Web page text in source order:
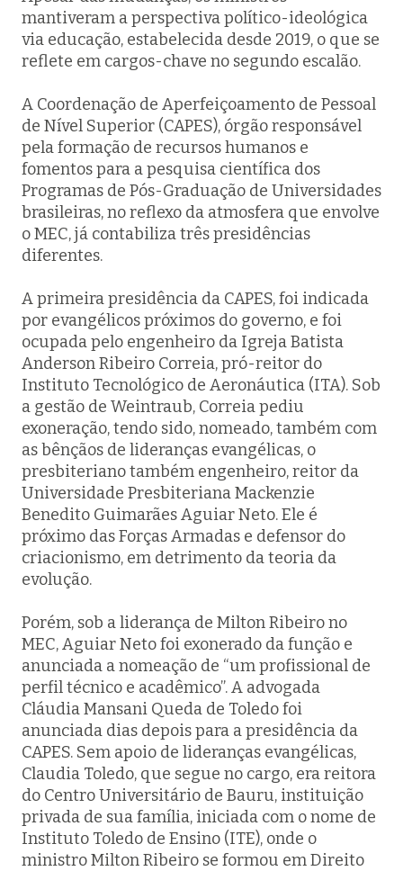
mantiveram a perspectiva político-ideológica
via educação, estabelecida desde 2019, o que se
reflete em cargos-chave no segundo escalão.
A Coordenação de Aperfeiçoamento de Pessoal
de Nível Superior (CAPES), órgão responsável
pela formação de recursos humanos e
fomentos para a pesquisa científica dos
Programas de Pós-Graduação de Universidades
brasileiras, no reflexo da atmosfera que envolve
o MEC, já contabiliza três presidências
diferentes.
A primeira presidência da CAPES, foi indicada
por evangélicos próximos do governo, e foi
ocupada pelo engenheiro da Igreja Batista
Anderson Ribeiro Correia, pró-reitor do
Instituto Tecnológico de Aeronáutica (ITA). Sob
a gestão de Weintraub, Correia pediu
exoneração, tendo sido, nomeado, também com
as bênçãos de lideranças evangélicas, o
presbiteriano também engenheiro, reitor da
Universidade Presbiteriana Mackenzie
Benedito Guimarães Aguiar Neto. Ele é
próximo das Forças Armadas e defensor do
criacionismo, em detrimento da teoria da
evolução.
Porém, sob a liderança de Milton Ribeiro no
MEC, Aguiar Neto foi exonerado da função e
anunciada a nomeação de “um profissional de
perfil técnico e acadêmico”. A advogada
Cláudia Mansani Queda de Toledo foi
anunciada dias depois para a presidência da
CAPES. Sem apoio de lideranças evangélicas,
Claudia Toledo, que segue no cargo, era reitora
do Centro Universitário de Bauru, instituição
privada de sua família, iniciada com o nome de
Instituto Toledo de Ensino (ITE), onde o
ministro Milton Ribeiro se formou em Direito